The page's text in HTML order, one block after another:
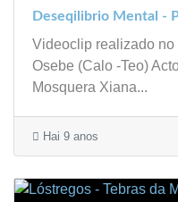
Deseqilibrio Mental -
Videoclip realizado
Osebe (Calo -Teo)
Mosquera Xiana...
Hai 9 anos